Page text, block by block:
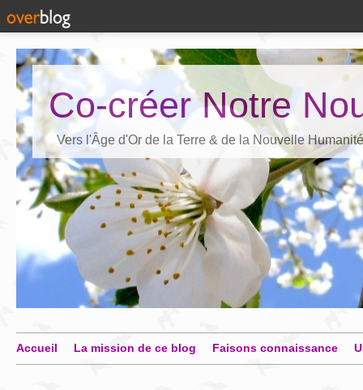
Co-créer Notre
Vers l'Âge d'Or de la Terre & de la Nouvelle Humanité
Accueil La mission de ce blog Faisons connaissance